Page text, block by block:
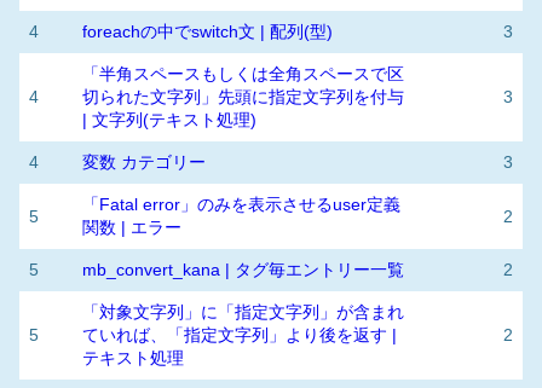
4 foreachの中でswitch文 | 配列(型) 3
4
「半角スペースもしくは全角スペースで区
切られた文字列」先頭に指定文字列を付与
| 文字列(テキスト処理)
3
4 変数 カテゴリー 3
5
「Fatal error」のみを表示させるuser定義
関数 | エラー
2
5 mb_convert_kana | タグ毎エントリー一覧 2
5
「対象文字列」に「指定文字列」が含まれ
ていれば、「指定文字列」より後を返す |
テキスト処理
2